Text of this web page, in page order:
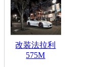
改装法拉利
575M